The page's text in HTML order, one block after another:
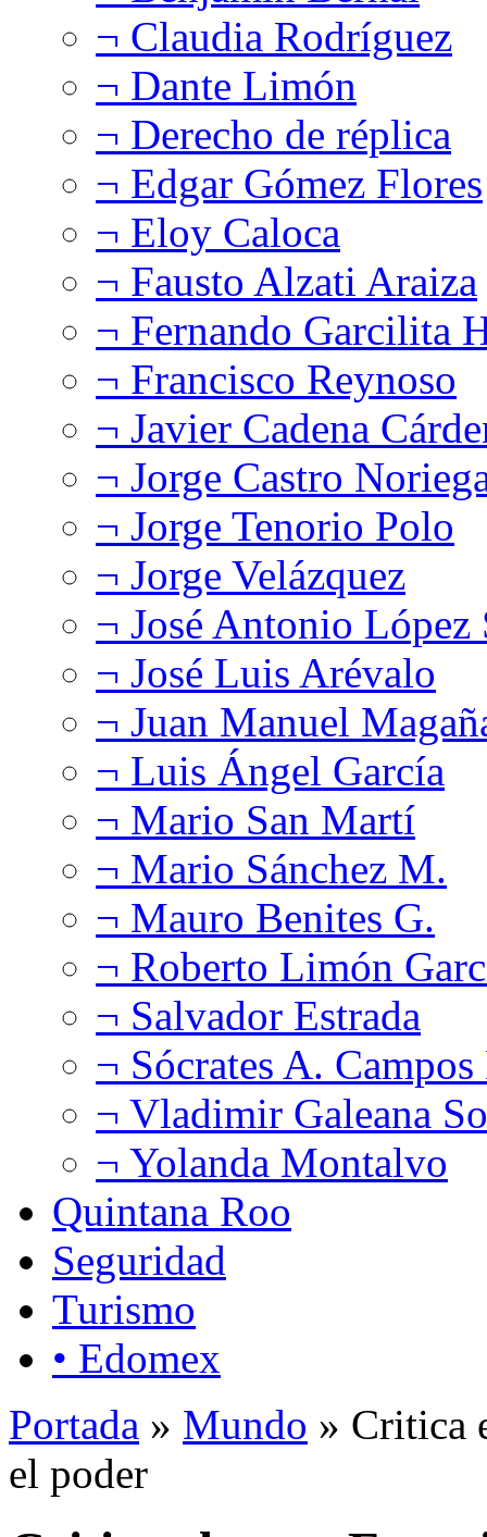
¬ Claudia Rodríguez
¬ Dante Limón
¬ Derecho de réplica
¬ Edgar Gómez Flores
¬ Eloy Caloca
¬ Fausto Alzati Araiza
¬ Fernando Garcilita
¬ Francisco Reynoso
¬ Javier Cadena
¬ Jorge Castro
¬ Jorge Tenorio Polo
¬ Jorge Velázquez
¬ José Antonio López
¬ José Luis Arévalo
¬ Juan Manuel
¬ Luis Ángel García
¬ Mario San Martí
¬ Mario Sánchez M.
¬ Mauro Benites G.
¬ Roberto Limón
¬ Salvador Estrada
¬ Sócrates A.
¬ Vladimir Galeana
¬ Yolanda Montalvo
Quintana Roo
Seguridad
Turismo
• Edomex
Portada » Mundo » Critica
el poder